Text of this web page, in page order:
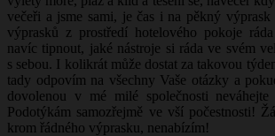
večeři a jsme sami, je čas i na pěkný
výprasků z prostředí hotelového pokoje
navíc tipnout, jaké nástroje si ráda ve svém
s sebou. I kolikrát může dostat za takovou
tady odpovím na všechny Vaše otázky a
dovolenou v mé milé společnosti
Podotýkám samozřejmě ve vší počestnosti!
krom řádného výprasku, nenabízím!